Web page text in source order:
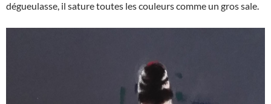
dégueulasse, il sature toutes les couleurs comme un gros sale.